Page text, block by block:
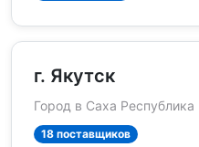
г. Якутск
Город в Саха Республика
18 поставщиков